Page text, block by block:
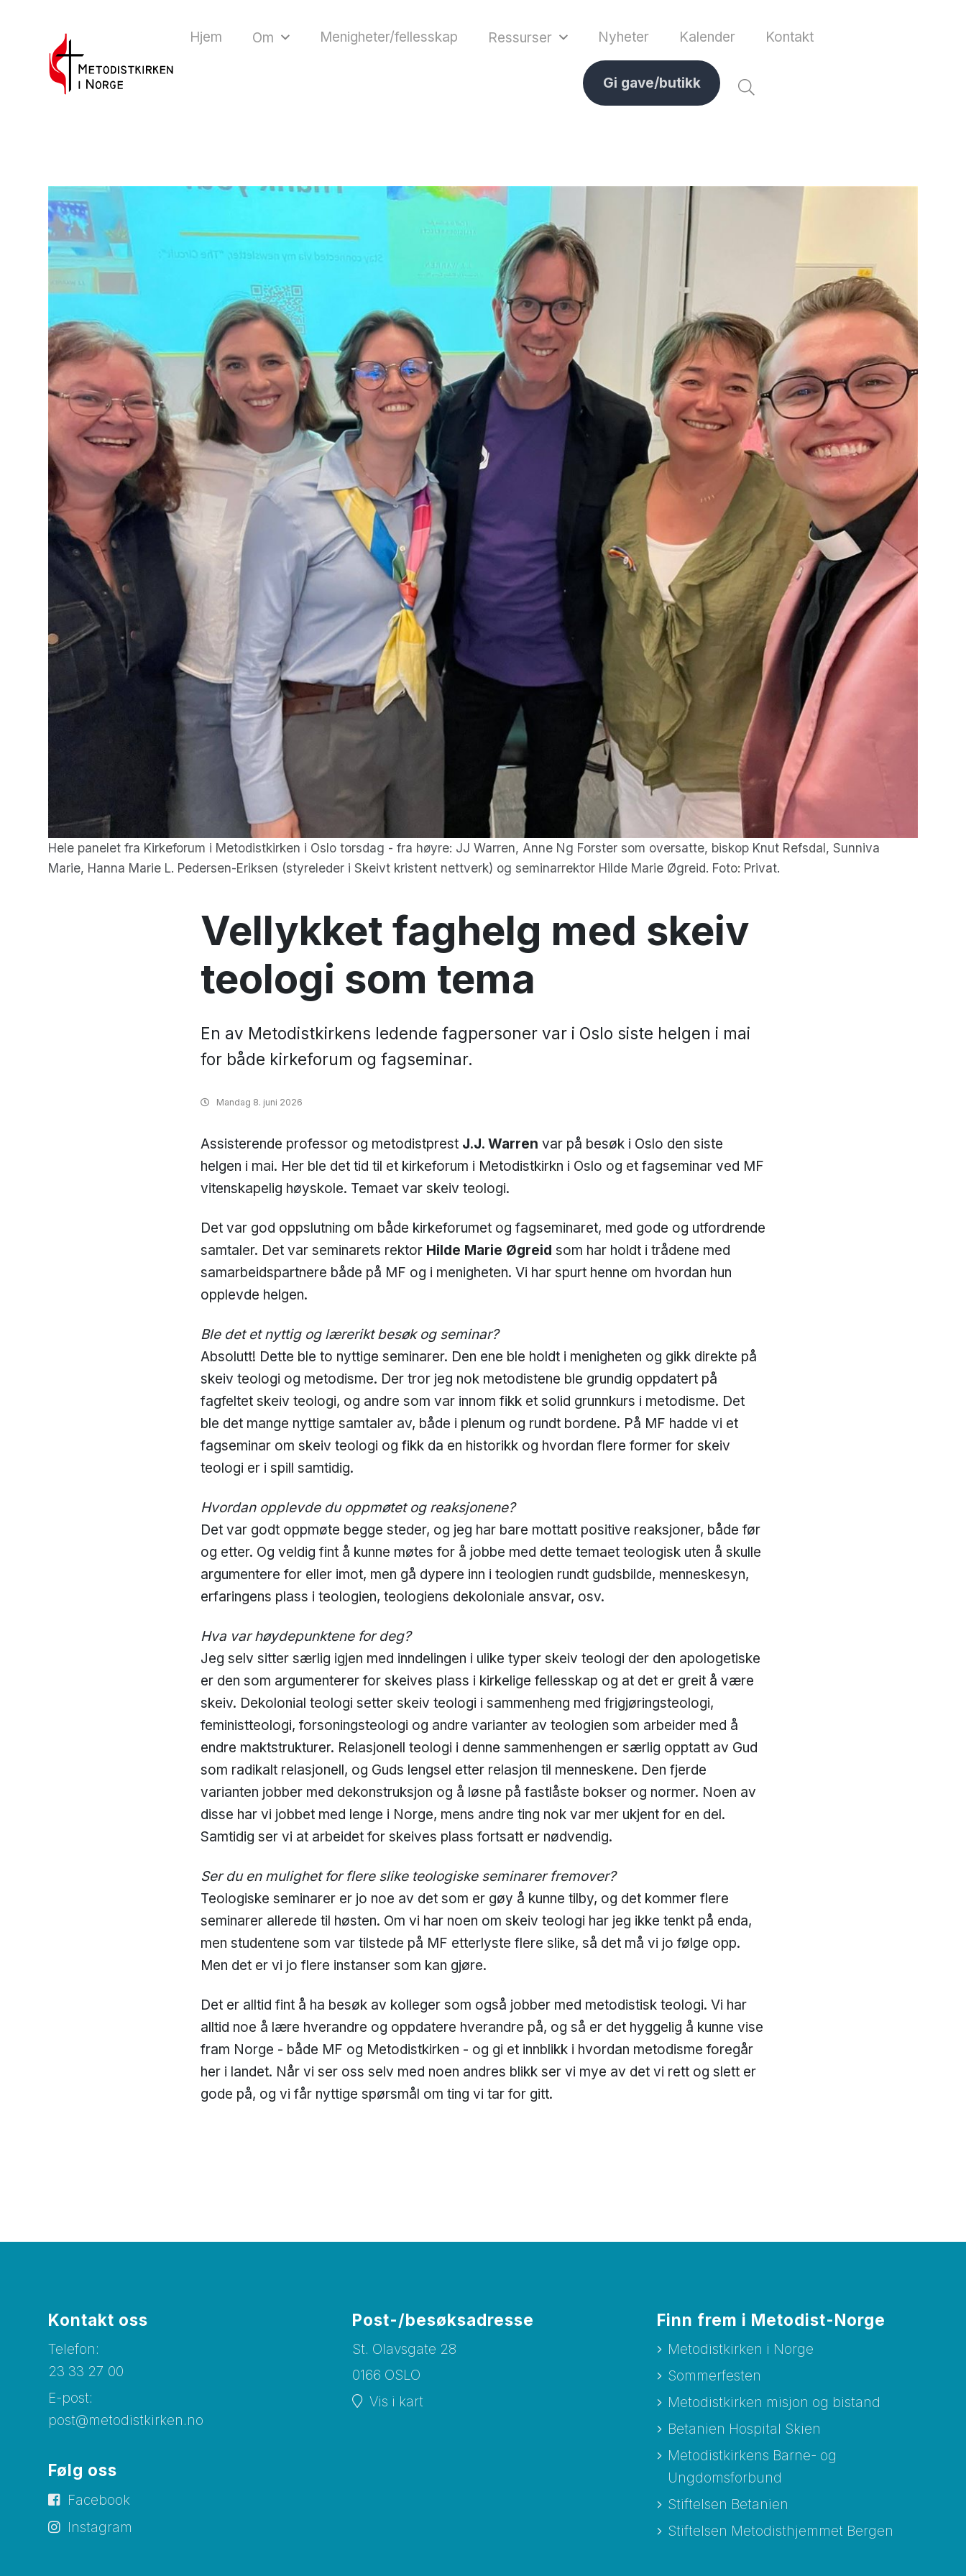
Hjem Om Menigheter/fellesskap Ressurser Nyheter Kalender Kontakt
Gi gave/butikk
Hele panelet fra Kirkeforum i Metodistkirken i Oslo torsdag - fra høyre: JJ Warren, Anne Ng Forster som oversatte, biskop Knut Refsdal, Sunniva
Marie, Hanna Marie L. Pedersen-Eriksen (styreleder i Skeivt kristent nettverk) og seminarrektor Hilde Marie Øgreid. Foto: Privat.
Vellykket faghelg med skeiv
teologi som tema
En av Metodistkirkens ledende fagpersoner var i Oslo siste helgen i mai
for både kirkeforum og fagseminar.
Mandag 8. juni 2026
Assisterende professor og metodistprest J.J. Warren var på besøk i Oslo den siste
helgen i mai. Her ble det tid til et kirkeforum i Metodistkirkn i Oslo og et fagseminar ved MF
vitenskapelig høyskole. Temaet var skeiv teologi.
Det var god oppslutning om både kirkeforumet og fagseminaret, med gode og utfordrende
samtaler. Det var seminarets rektor Hilde Marie Øgreid som har holdt i trådene med
samarbeidspartnere både på MF og i menigheten. Vi har spurt henne om hvordan hun
opplevde helgen.
Ble det et nyttig og lærerikt besøk og seminar?
Absolutt! Dette ble to nyttige seminarer. Den ene ble holdt i menigheten og gikk direkte på
skeiv teologi og metodisme. Der tror jeg nok metodistene ble grundig oppdatert på
fagfeltet skeiv teologi, og andre som var innom fikk et solid grunnkurs i metodisme. Det
ble det mange nyttige samtaler av, både i plenum og rundt bordene. På MF hadde vi et
fagseminar om skeiv teologi og fikk da en historikk og hvordan flere former for skeiv
teologi er i spill samtidig.
Hvordan opplevde du oppmøtet og reaksjonene?
Det var godt oppmøte begge steder, og jeg har bare mottatt positive reaksjoner, både før
og etter. Og veldig fint å kunne møtes for å jobbe med dette temaet teologisk uten å skulle
argumentere for eller imot, men gå dypere inn i teologien rundt gudsbilde, menneskesyn,
erfaringens plass i teologien, teologiens dekoloniale ansvar, osv.
Hva var høydepunktene for deg?
Jeg selv sitter særlig igjen med inndelingen i ulike typer skeiv teologi der den apologetiske
er den som argumenterer for skeives plass i kirkelige fellesskap og at det er greit å være
skeiv. Dekolonial teologi setter skeiv teologi i sammenheng med frigjøringsteologi,
feministteologi, forsoningsteologi og andre varianter av teologien som arbeider med å
endre maktstrukturer. Relasjonell teologi i denne sammenhengen er særlig opptatt av Gud
som radikalt relasjonell, og Guds lengsel etter relasjon til menneskene. Den fjerde
varianten jobber med dekonstruksjon og å løsne på fastlåste bokser og normer. Noen av
disse har vi jobbet med lenge i Norge, mens andre ting nok var mer ukjent for en del.
Samtidig ser vi at arbeidet for skeives plass fortsatt er nødvendig.
Ser du en mulighet for flere slike teologiske seminarer fremover?
Teologiske seminarer er jo noe av det som er gøy å kunne tilby, og det kommer flere
seminarer allerede til høsten. Om vi har noen om skeiv teologi har jeg ikke tenkt på enda,
men studentene som var tilstede på MF etterlyste flere slike, så det må vi jo følge opp.
Men det er vi jo flere instanser som kan gjøre.
Det er alltid fint å ha besøk av kolleger som også jobber med metodistisk teologi. Vi har
alltid noe å lære hverandre og oppdatere hverandre på, og så er det hyggelig å kunne vise
fram Norge - både MF og Metodistkirken - og gi et innblikk i hvordan metodisme foregår
her i landet. Når vi ser oss selv med noen andres blikk ser vi mye av det vi rett og slett er
gode på, og vi får nyttige spørsmål om ting vi tar for gitt.
Kontakt oss
Telefon:
23 33 27 00
E-post:
post@metodistkirken.no
Følg oss
Facebook
Instagram
Post-/besøksadresse
St. Olavsgate 28
0166 OSLO
Vis i kart
Finn frem i Metodist-Norge
Metodistkirken i Norge
Sommerfesten
Metodistkirken misjon og bistand
Betanien Hospital Skien
Metodistkirkens Barne- og
Ungdomsforbund
Stiftelsen Betanien
Stiftelsen Metodisthjemmet Bergen